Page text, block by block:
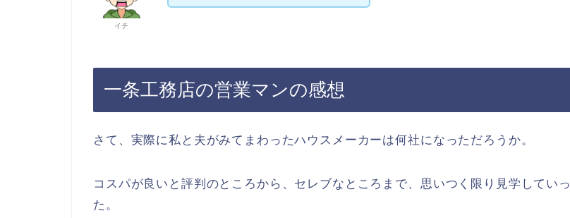
イチ
一条工務店の営業マンの感想
さて、実際に私と夫がみてまわったハウスメーカーは何社になっただろうか。
コスパが良いと評判のところから、セレブなところまで、思いつく限り見学していっ
た。